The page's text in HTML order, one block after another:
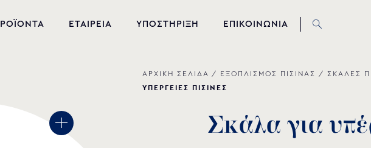
ΕΤΑΙΡΕΙΑ ΥΠΟΣΤΗΡΙΞΗ ΕΠΙΚΟΙΝΩΝΙΑ
ΑΡΧΙΚΗ ΣΕΛΙΔΑ / ΕΞΟΠΛΙΣΜΟΣ ΠΙΣΙΝΑΣ / ΣΚΑΛΕΣ
ΥΠΕΡΓΕΙΕΣ ΠΙΣΙΝΕΣ
Σκάλα για υπέ